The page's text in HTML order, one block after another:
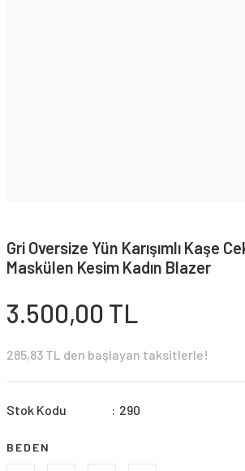
Gri Oversize Yün Karışımlı Kaşe
Maskülen Kesim Kadın Blazer
3.500,00 TL
285,83 TL den başlayan taksitlerle!
Stok Kodu 290
BEDEN